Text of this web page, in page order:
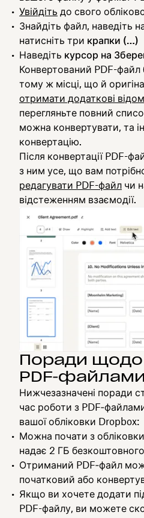
Увійдіть до свого
Знайдіть файл, наведіть
натисніть три крапки (…)
Наведіть курсор на
Конвертований PDF-файл
тому ж місці, що й
отримати додаткові
перегляньте повний
можна конвертувати, та
конвертацію.
Після конвертації PDF-
з ним усе, що вам
редагувати PDF-файл чи
відстеженням взаємодії.
Поради щодо
Нижчезазначені поради
час роботи з
вашої обліковки Dropbox:
Можна почати з обліковки
надає 2 ГБ
Отриманий PDF‑файл
початковий або
Якщо ви хочете додати
PDF-файлу, ви можете